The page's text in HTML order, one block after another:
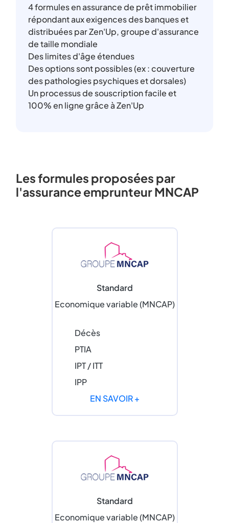
4 formules en assurance de prêt immobilier
répondant aux exigences des banques et
distribuées par Zen'Up, groupe d'assurance
de taille mondiale
Des limites d'âge étendues
Des options sont possibles (ex : couverture
des pathologies psychiques et dorsales)
Un processus de souscription facile et
100% en ligne grâce à Zen'Up
Les formules proposées par
l'assurance emprunteur MNCAP
Standard
Economique variable (MNCAP)
Décès
PTIA
IPT / ITT
IPP
EN SAVOIR +
Standard
Economique variable (MNCAP)